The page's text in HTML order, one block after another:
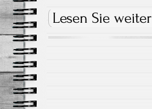
Lesen Sie weiter